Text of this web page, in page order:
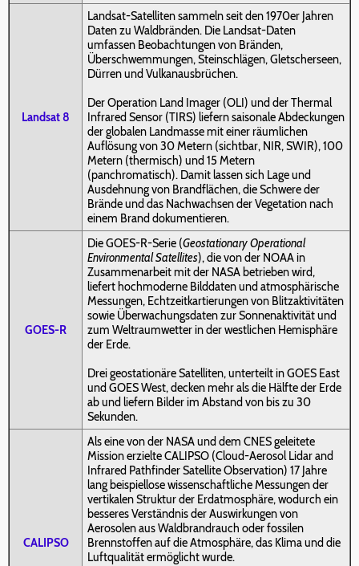
Landsat 8
Landsat-Satelliten sammeln seit den 1970er Jahren
Daten zu Waldbränden. Die Landsat-Daten
umfassen Beobachtungen von Bränden,
Überschwemmungen, Steinschlägen, Gletscherseen,
Dürren und Vulkanausbrüchen.
Der Operation Land Imager (OLI) und der Thermal
Infrared Sensor (TIRS) liefern saisonale Abdeckungen
der globalen Landmasse mit einer räumlichen
Auflösung von 30 Metern (sichtbar, NIR, SWIR), 100
Metern (thermisch) und 15 Metern
(panchromatisch). Damit lassen sich Lage und
Ausdehnung von Brandflächen, die Schwere der
Brände und das Nachwachsen der Vegetation nach
einem Brand dokumentieren.
GOES-R
Die GOES-R-Serie (Geostationary Operational
Environmental Satellites), die von der NOAA in
Zusammenarbeit mit der NASA betrieben wird,
liefert hochmoderne Bilddaten und atmosphärische
Messungen, Echtzeitkartierungen von Blitzaktivitäten
sowie Überwachungsdaten zur Sonnenaktivität und
zum Weltraumwetter in der westlichen Hemisphäre
der Erde.
Drei geostationäre Satelliten, unterteilt in GOES East
und GOES West, decken mehr als die Hälfte der Erde
ab und liefern Bilder im Abstand von bis zu 30
Sekunden.
CALIPSO
Als eine von der NASA und dem CNES geleitete
Mission erzielte CALIPSO (Cloud-Aerosol Lidar and
Infrared Pathfinder Satellite Observation) 17 Jahre
lang beispiellose wissenschaftliche Messungen der
vertikalen Struktur der Erdatmosphäre, wodurch ein
besseres Verständnis der Auswirkungen von
Aerosolen aus Waldbrandrauch oder fossilen
Brennstoffen auf die Atmosphäre, das Klima und die
Luftqualität ermöglicht wurde.